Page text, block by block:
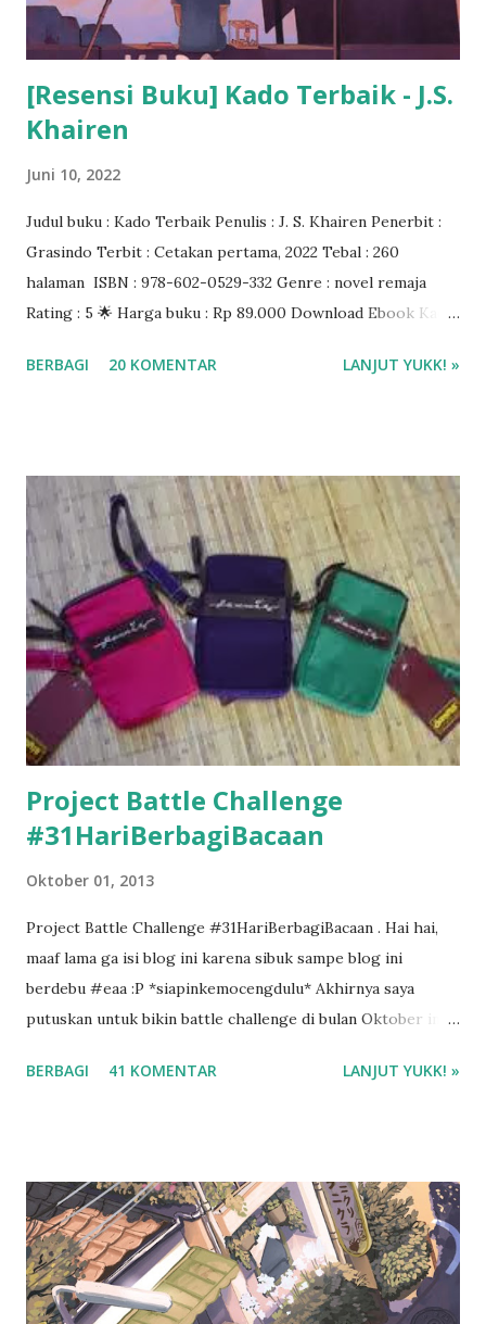
[Resensi Buku] Kado Terbaik - J.S.
Khairen
Juni 10, 2022
Judul buku : Kado Terbaik Penulis : J. S. Khairen Penerbit :
Grasindo Terbit : Cetakan pertama, 2022 Tebal : 260
halaman ISBN : 978-602-0529-332 Genre : novel remaja
Rating : 5 🌟 Harga buku : Rp 89.000 Download Ebook Kado
Gramedia.com atau Shopee ❤❤❤
BERBAGI 20 KOMENTAR LANJUT YUKK! »
Project Battle Challenge
#31HariBerbagiBacaan
Oktober 01, 2013
Project Battle Challenge #31HariBerbagiBacaan . Hai hai,
maaf lama ga isi blog ini karena sibuk sampe blog ini
berdebu #eaa :P *siapinkemocengdulu* Akhirnya saya
putuskan untuk bikin battle challenge di bulan Oktober ini
temen diskusi tentang buku, saya jadi lebih semangat buat
BERBAGI 41 KOMENTAR LANJUT YUKK! »